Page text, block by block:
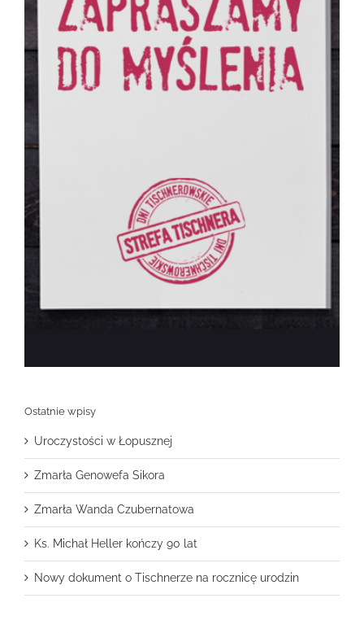
Ostatnie wpisy
Uroczystości w Łopusznej
Zmarła Genowefa Sikora
Zmarła Wanda Czubernatowa
Ks. Michał Heller kończy 90 lat
Nowy dokument o Tischnerze na rocznicę urodzin